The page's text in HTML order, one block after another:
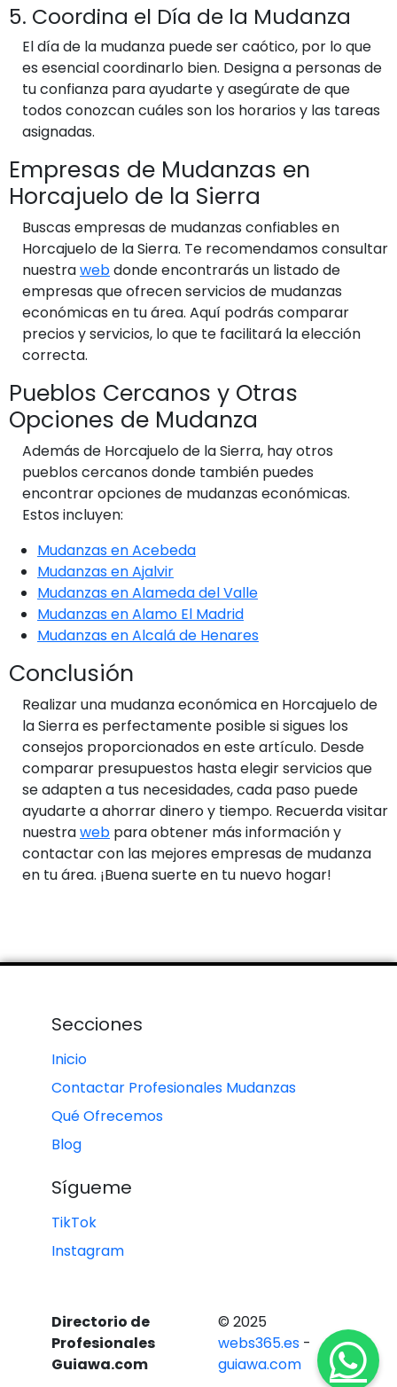
5. Coordina el Día de la Mudanza
El día de la mudanza puede ser caótico, por lo que
es esencial coordinarlo bien. Designa a personas de
tu confianza para ayudarte y asegúrate de que
todos conozcan cuáles son los horarios y las tareas
asignadas.
Empresas de Mudanzas en
Horcajuelo de la Sierra
Buscas empresas de mudanzas confiables en
Horcajuelo de la Sierra. Te recomendamos consultar
nuestrawebdonde encontrarás un listado de
empresas que ofrecen servicios de mudanzas
económicas en tu área. Aquí podrás comparar
precios y servicios, lo que te facilitará la elección
correcta.
Pueblos Cercanos y Otras
Opciones de Mudanza
Además de Horcajuelo de la Sierra, hay otros
pueblos cercanos donde también puedes
encontrar opciones de mudanzas económicas.
Estos incluyen:
Mudanzas en Acebeda
Mudanzas en Ajalvir
Mudanzas en Alameda del Valle
Mudanzas en Alamo El Madrid
Mudanzas en Alcalá de Henares
Conclusión
Realizar una mudanza económica en Horcajuelo de
la Sierra es perfectamente posible si sigues los
consejos proporcionados en este artículo. Desde
comparar presupuestos hasta elegir servicios que
se adapten a tus necesidades, cada paso puede
ayudarte a ahorrar dinero y tiempo. Recuerda visitar
nuestraweb para obtener más información y
contactar con las mejores empresas de mudanza
en tu área. ¡Buena suerte en tu nuevo hogar!
Secciones
Inicio
Contactar Profesionales Mudanzas
Qué Ofrecemos
Blog
Sígueme
TikTok
Instagram
Directorio de
Profesionales
Guiawa.com
© 2025
webs365.es -
guiawa.com